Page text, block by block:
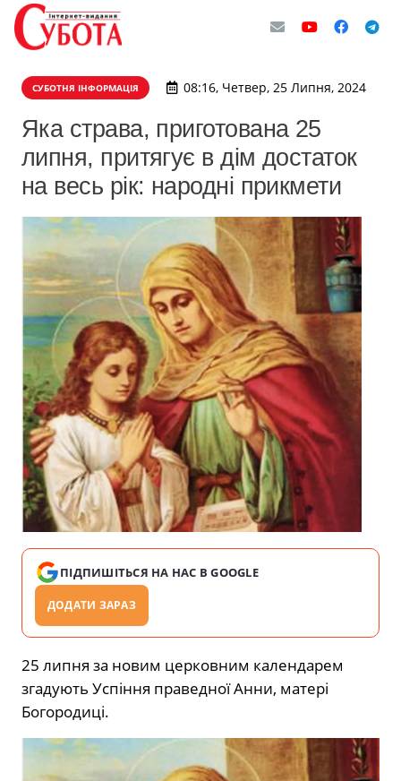
СУБОТНЯ ІНФОРМАЦІЯ 08:16, Четвер, 25 Липня, 2024
Яка страва, приготована 25
липня, притягує в дім достаток
на весь рік: народні прикмети
ПІДПИШІТЬСЯ НА НАС В GOOGLE
ДОДАТИ ЗАРАЗ
25 липня за новим церковним календарем
згадують Успіння праведної Анни, матері
Богородиці.